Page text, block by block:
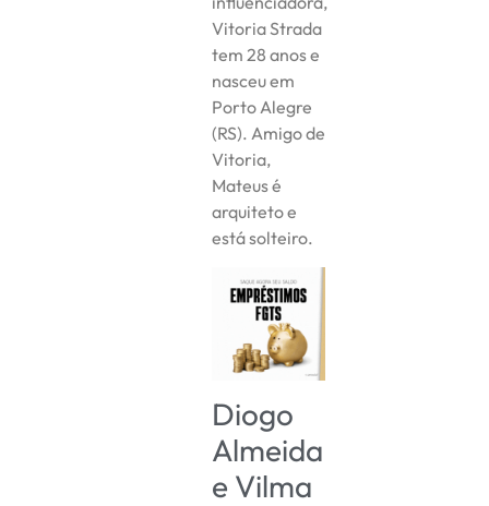
Vitoria Strada
tem 28 anos e
nasceu em
Porto Alegre
(RS). Amigo de
Vitoria,
Mateus é
arquiteto e
está solteiro.
Diogo
Almeida
e Vilma